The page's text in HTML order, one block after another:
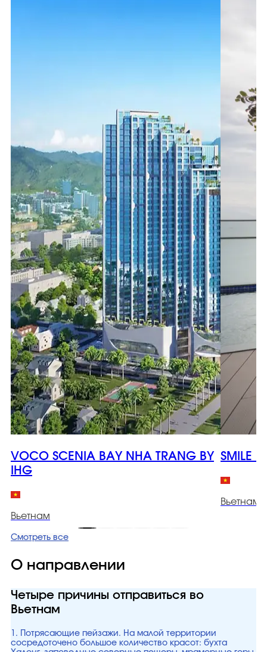
VOCO SCENIA BAY NHA TRANG BY
IHG
Вьетнам
SMILE
Вьетнам
Смотреть все
О направлении
Четыре причины отправиться во
Вьетнам
1. Потрясающие пейзажи. На малой территории
сосредоточено большое количество красот: бухта